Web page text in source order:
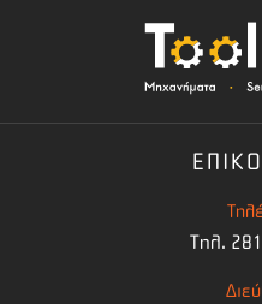
Φίλτρο Πλήρωσης Δοχείου
Βενζινοκινητήρα VISCO
Τηλ.